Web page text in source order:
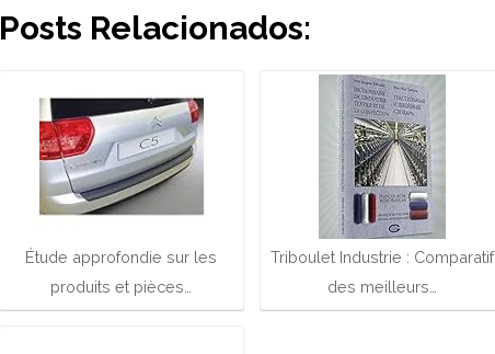
Posts Relacionados:
Étude approfondie sur les
produits et pièces…
Triboulet Industrie : Comparatif
des meilleurs…